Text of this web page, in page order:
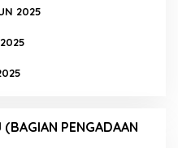
2025
PENGADAAN